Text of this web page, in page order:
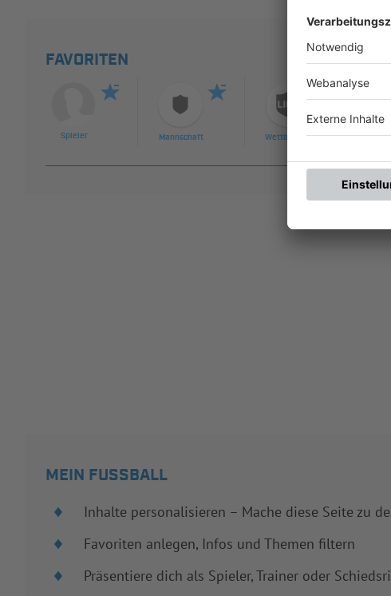
FAVORITEN
Spieler Mannschaft Wettbewerb
Nach
MEIN FUSSBALL
Inhalte personalisieren – Mache diese Seite zu
Favoriten anlegen, Infos und Themen filtern
Präsentiere dich als Spieler, Trainer oder